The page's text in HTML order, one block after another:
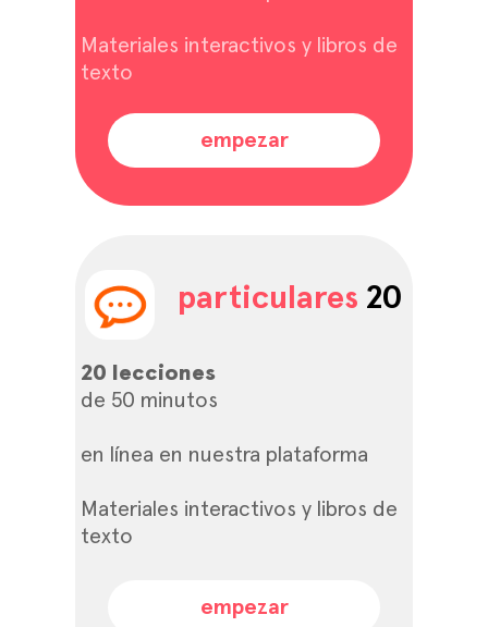
particulares 20
20 lecciones
de 50 minutos
en línea en nuestra plataforma
Materiales interactivos y libros de
texto
empezar
Materiales interactivos y libros de
texto
empezar